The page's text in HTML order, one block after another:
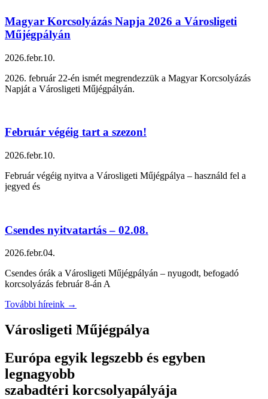
Magyar Korcsolyázás Napja 2026 a Városligeti
Műjégpályán
2026.febr.10.
2026. február 22-én ismét megrendezzük a Magyar Korcsolyázás
Napját a Városligeti Műjégpályán.
Február végéig tart a szezon!
2026.febr.10.
Február végéig nyitva a Városligeti Műjégpálya – használd fel a
jegyed és
Csendes nyitvatartás – 02.08.
2026.febr.04.
Csendes órák a Városligeti Műjégpályán – nyugodt, befogadó
korcsolyázás február 8-án A
További híreink →
Városligeti Műjégpálya
Európa egyik legszebb és egyben
legnagyobb
szabadtéri korcsolyapályája